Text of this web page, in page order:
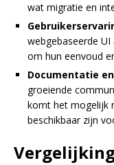
wat migratie en
webgebaseerde
om hun eenvoud
Documentatie
groeiende
komt het mogelijk
beschikbaar zijn